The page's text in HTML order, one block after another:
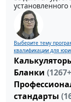
установленного
Выберите тему
квалификации для
Бланки
стандарты